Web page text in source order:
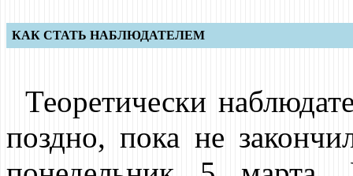
КАК СТАТЬ НАБЛЮДАТЕЛЕМ
Теоретически
поздно, пока не